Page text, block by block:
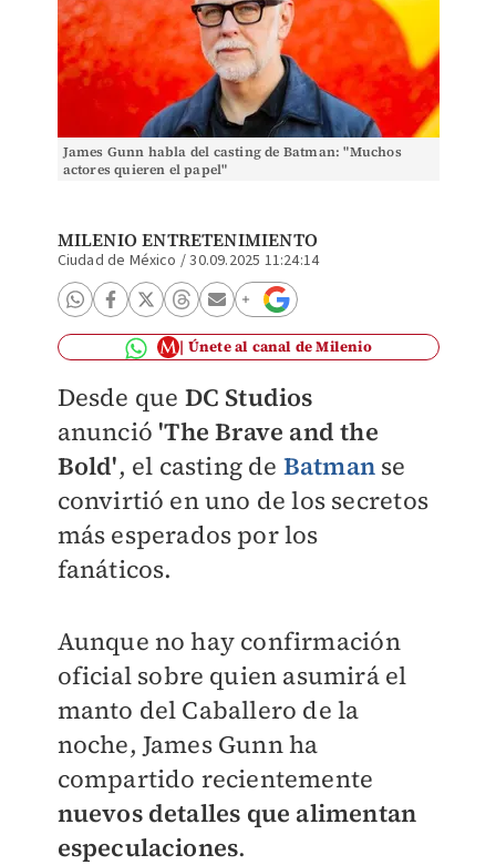
James Gunn habla del casting de Batman: "Muchos
actores quieren el papel"
MILENIO ENTRETENIMIENTO
Ciudad de México /30.09.2025 11:24:14
Únete al canal de Milenio
Desde que DC Studios
anunció 'The Brave and the
Bold', el casting de Batmanse
convirtió en uno de los secretos
más esperados por los
fanáticos.
Aunque no hay confirmación
oficial sobre quien asumirá el
manto del Caballero de la
noche, James Gunn ha
compartido recientemente
nuevos detalles que alimentan
especulaciones.